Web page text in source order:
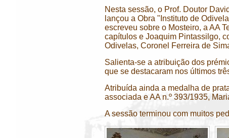
Nesta sessão, o Prof. Doutor
lançou a Obra "Instituto de
escreveu sobre o Mosteiro, a AA
capítulos e Joaquim Pintassilgo,
Odivelas, Coronel Ferreira de
Salienta-se a atribuição dos
que se destacaram nos últimos
Atribuída ainda a medalha de
associada e AA n.º 393/1935,
A sessão terminou com muitos